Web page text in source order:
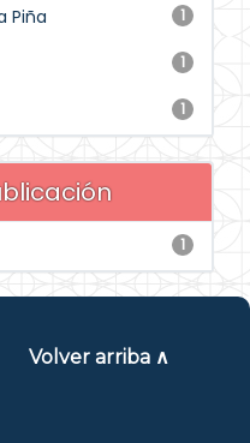
1
Piña
1
1
1
Volver arriba ∧